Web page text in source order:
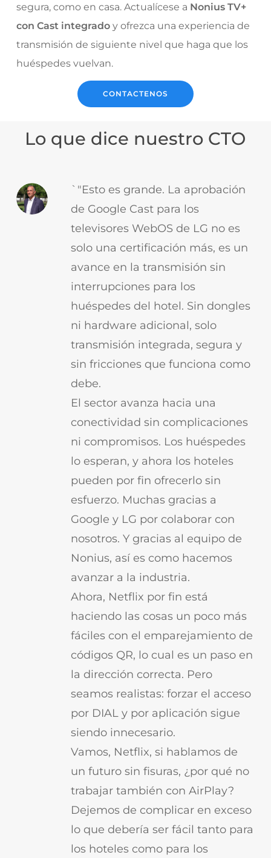
segura, como en casa. Actualícese a Nonius TV+
con Cast integradoy ofrezca una experiencia de
transmisión de siguiente nivel que haga que los
huéspedes vuelvan.
CONTACTENOS
Lo que dice nuestro CTO
`"Esto es grande. La aprobación
de Google Cast para los
televisores WebOS de LG no es
solo una certificación más, es un
avance en la transmisión sin
interrupciones para los
huéspedes del hotel. Sin dongles
ni hardware adicional, solo
transmisión integrada, segura y
sin fricciones que funciona como
debe.
El sector avanza hacia una
conectividad sin complicaciones
ni compromisos. Los huéspedes
lo esperan, y ahora los hoteles
pueden por fin ofrecerlo sin
esfuerzo. Muchas gracias a
Google y LG por colaborar con
nosotros. Y gracias al equipo de
Nonius, así es como hacemos
avanzar a la industria.
Ahora, Netflix por fin está
haciendo las cosas un poco más
fáciles con el emparejamiento de
códigos QR, lo cual es un paso en
la dirección correcta. Pero
seamos realistas: forzar el acceso
por DIAL y por aplicación sigue
siendo innecesario.
Vamos, Netflix, si hablamos de
un futuro sin fisuras, ¿por qué no
trabajar también con AirPlay?
Dejemos de complicar en exceso
lo que debería ser fácil tanto para
los hoteles como para los